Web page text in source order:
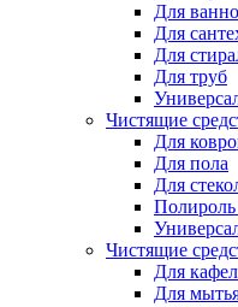
Для
Для
Для
Для труб
Чистящие
Для
Для пола
Для
Полироль
Чистящие
Для
Для